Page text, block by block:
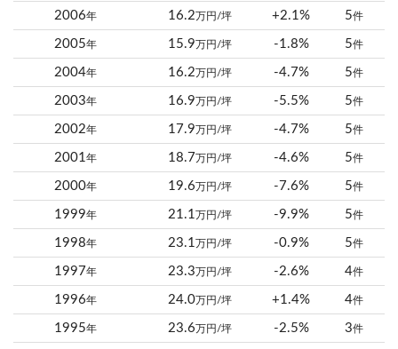
2006年 16.2 万円/坪 +2.1% 5件
2005年 15.9 万円/坪 -1.8% 5件
2004年 16.2 万円/坪 -4.7% 5件
2003年 16.9 万円/坪 -5.5% 5件
2002年 17.9 万円/坪 -4.7% 5件
2001年 18.7 万円/坪 -4.6% 5件
2000年 19.6 万円/坪 -7.6% 5件
1999年 21.1 万円/坪 -9.9% 5件
1998年 23.1 万円/坪 -0.9% 5件
1997年 23.3 万円/坪 -2.6% 4件
1996年 24.0万円/坪 +1.4% 4件
1995年 23.6 万円/坪 -2.5% 3件